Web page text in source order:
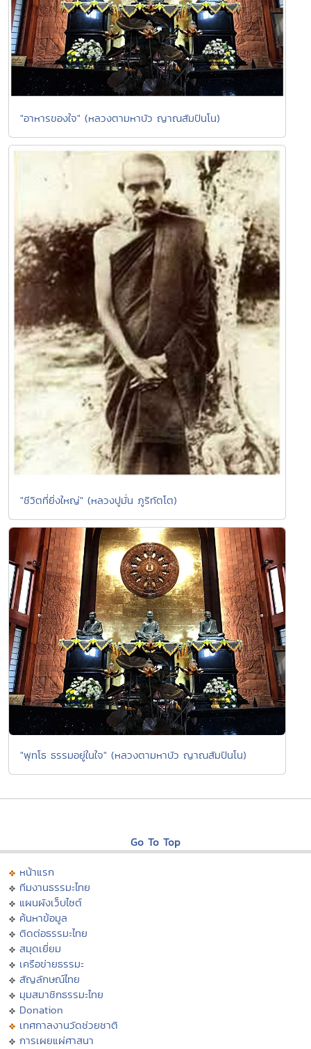
"อาหารของใจ" (หลวงตามหาบัว ญาณสัมปันโน)
"ชีวิตที่ยิ่งใหญ่" (หลวงปูมั่น ภูริทัตโต)
"พุทโธ ธรรมอยู่ในใจ" (หลวงตามหาบัว ญาณสัมปันโน)
Go To Top
หน้าแรก
ทีมงานธรรมะไทย
แผนผังเว็บไซต์
ค้นหาข้อมูล
ติดต่อธรรมะไทย
สมุดเยี่ยม
เครือข่ายธรรมะ
สัญลักษณ์ไทย
มุมสมาชิกธรรมะไทย
Donation
เทศกาลงานวัดช่วยชาติ
การเผยแผ่ศาสนา